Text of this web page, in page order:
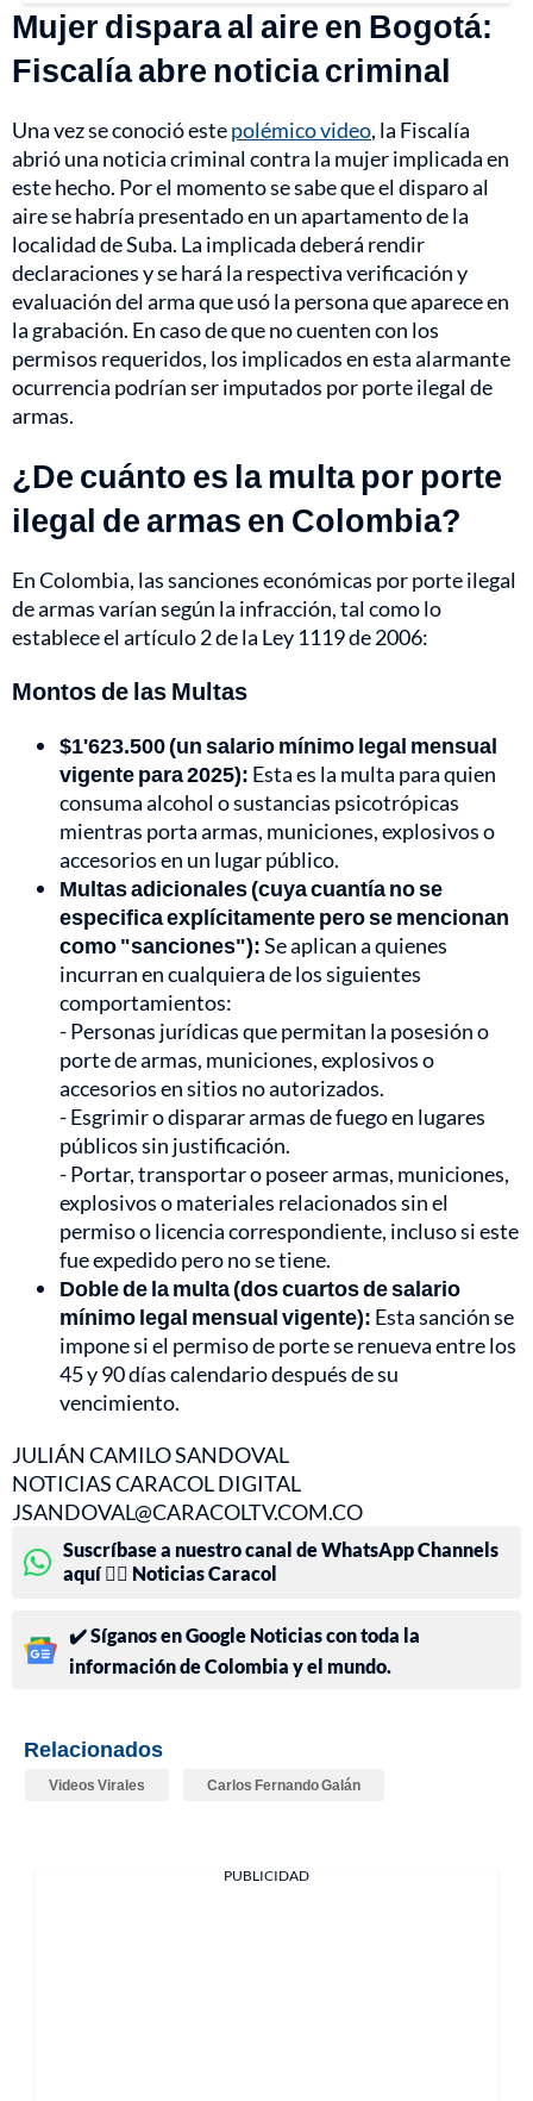
Mujer dispara al aire en Bogotá:
Fiscalía abre noticia criminal
Una vez se conoció estepolémico video, la Fiscalía
abrió una noticia criminal contra la mujer implicada en
este hecho. Por el momento se sabe que el disparo al
aire se habría presentado en un apartamento de la
localidad de Suba. La implicada deberá rendir
declaraciones y se hará la respectiva verificación y
evaluación del arma que usó la persona que aparece en
la grabación. En caso de que no cuenten con los
permisos requeridos, los implicados en esta alarmante
ocurrencia podrían ser imputados por porte ilegal de
armas.
¿De cuánto es la multa por porte
ilegal de armas en Colombia?
En Colombia, las sanciones económicas por porte ilegal
de armas varían según la infracción, tal como lo
establece el artículo 2 de la Ley 1119 de 2006:
Montos de las Multas
$1'623.500 (un salario mínimo legal mensual
vigente para 2025): Esta es la multa para quien
consuma alcohol o sustancias psicotrópicas
mientras porta armas, municiones, explosivos o
accesorios en un lugar público.
Multas adicionales (cuya cuantía no se
especifica explícitamente pero se mencionan
como "sanciones"):Se aplican a quienes
incurran en cualquiera de los siguientes
comportamientos:
- Personas jurídicas que permitan la posesión o
porte de armas, municiones, explosivos o
accesorios en sitios no autorizados.
- Esgrimir o disparar armas de fuego en lugares
públicos sin justificación.
- Portar, transportar o poseer armas, municiones,
explosivos o materiales relacionados sin el
permiso o licencia correspondiente, incluso si este
fue expedido pero no se tiene.
Doble de la multa (dos cuartos de salario
mínimo legal mensual vigente): Esta sanción se
impone si el permiso de porte se renueva entre los
45 y 90 días calendario después de su
vencimiento.
JULIÁN CAMILO SANDOVAL
NOTICIAS CARACOL DIGITAL
JSANDOVAL@CARACOLTV.COM.CO
Suscríbase a nuestro canal de WhatsApp Channels
aquí 👉🏻 Noticias Caracol
✔️ Síganos en Google Noticias con toda la
información de Colombia y el mundo.
Relacionados
Videos Virales Carlos Fernando Galán
PUBLICIDAD